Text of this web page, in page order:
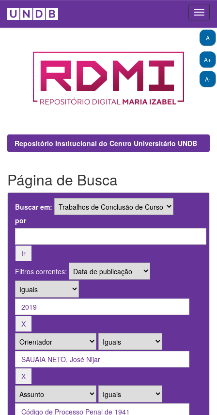
A+
A-
A
Repositório Institucional do Centro Universitário UNDB
Página de Busca
Buscar em:
por
Filtros correntes: